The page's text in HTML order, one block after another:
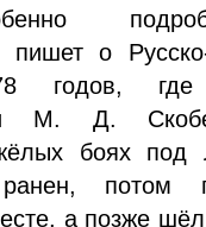
о
годов,
М. Д.
боях под
потом
а позже